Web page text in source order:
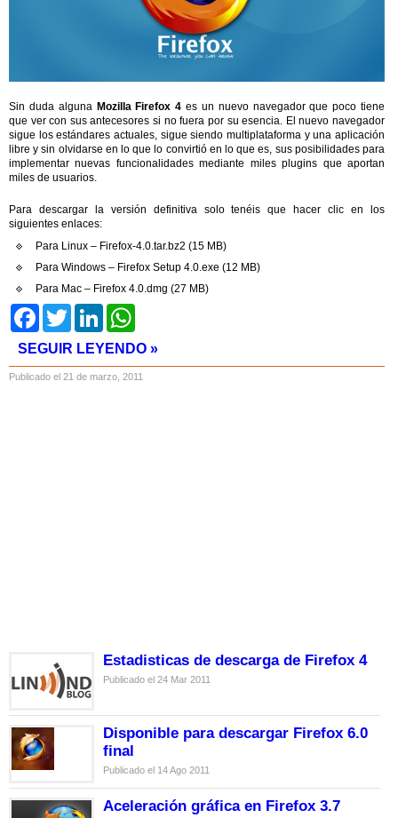
Sin duda alguna Mozilla Firefox 4 es un nuevo navegador que poco tiene
que ver con sus antecesores si no fuera por su esencia. El nuevo navegador
sigue los estándares actuales, sigue siendo multiplataforma y una aplicación
libre y sin olvidarse en lo que lo convirtió en lo que es, sus posibilidades para
implementar nuevas funcionalidades mediante miles plugins que aportan
miles de usuarios.
Para descargar la versión definitiva solo tenéis que hacer clic en los
siguientes enlaces:
Para Linux – Firefox-4.0.tar.bz2 (15 MB)
Para Windows – Firefox Setup 4.0.exe (12 MB)
Para Mac – Firefox 4.0.dmg (27 MB)
FacebookTwitter LinkedIn
SEGUIR LEYENDO »
Publicado el 21 de marzo, 2011
Estadisticas de descarga de Firefox 4
Publicado el 24 Mar 2011
Disponible para descargar Firefox 6.0
final
Publicado el 14 Ago 2011
Aceleración gráfica en Firefox 3.7